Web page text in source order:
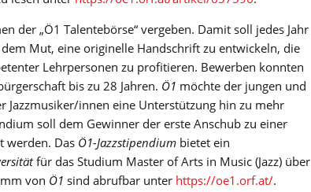
der „Ö1 Talentebörse“ vergeben. Damit soll jedes Jahr
Mut, eine originelle Handschrift zu entwickeln, die
Lehrpersonen zu profitieren. Bewerben konnten
bis zu 28 Jahren. Ö1 möchte der jungen und
Jazzmusiker/innen eine Unterstützung hin zu mehr
soll dem Gewinner der erste Anschub zu einer
werden. Das Ö1-Jazzstipendium bietet ein
für das Studium Master of Arts in Music (Jazz) über
von Ö1 sind abrufbar unter https://oe1.orf.at/.